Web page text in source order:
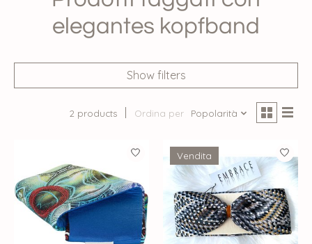
elegantes kopfband
Show filters
2 products Ordina per Popolarità
Vendita